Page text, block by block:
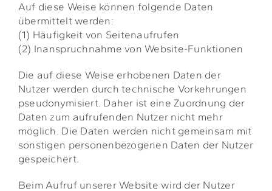
Auf diese Weise können folgende Daten
übermittelt werden:
(1) Häufigkeit von Seitenaufrufen
(2) Inanspruchnahme von Website-Funktionen
Die auf diese Weise erhobenen Daten der
Nutzer werden durch technische Vorkehrungen
pseudonymisiert. Daher ist eine Zuordnung der
Daten zum aufrufenden Nutzer nicht mehr
möglich. Die Daten werden nicht gemeinsam mit
sonstigen personenbezogenen Daten der Nutzer
gespeichert.
Beim Aufruf unserer Website wird der Nutzer